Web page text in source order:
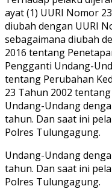
ayat (1) UURI Nomor
diubah dengan UURI
sebagaimana diubah
2016 tentang
Pengganti Undang-
tentang Perubahan
23 Tahun 2002
Undang-Undang
tahun. Dan saat ini
Polres Tulungagung.
Undang-Undang
tahun. Dan saat ini
Polres Tulungagung.